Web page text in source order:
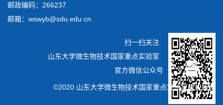
邮政编码：266237
邮箱：wswyb@sdu.edu.cn
扫一扫关注
山东大学微生物技术国家重点实验室
官方微信公众号
©2020 山东大学微生物技术国家重点实验室版权所有